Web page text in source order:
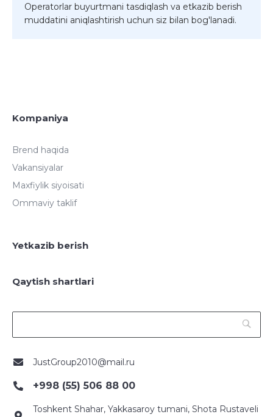
Operatorlar buyurtmani tasdiqlash va etkazib berish
muddatini aniqlashtirish uchun siz bilan bog'lanadi.
Kompaniya
Brend haqida
Vakansiyalar
Maxfiylik siyoisati
Ommaviy taklif
Yetkazib berish
Qaytish shartlari
JustGroup2010@mail.ru
+998 (55) 506 88 00
Toshkent Shahar, Yakkasaroy tumani, Shota Rustaveli